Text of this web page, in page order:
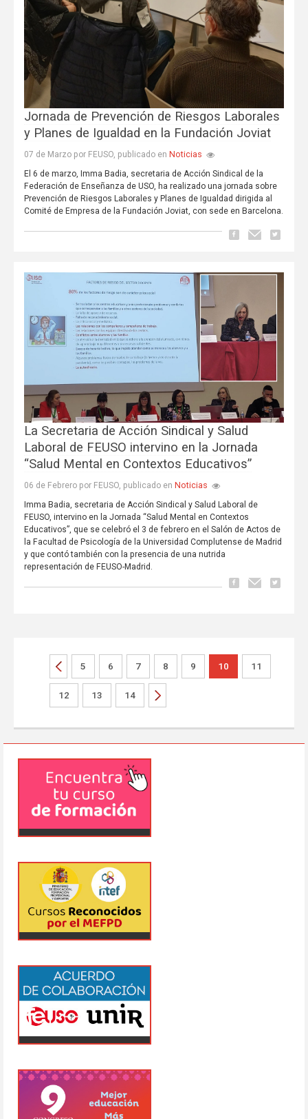
Jornada de Prevención de Riesgos Laborales
y Planes de Igualdad en la Fundación Joviat
07 de Marzo por FEUSO, publicado en Noticias
El 6 de marzo, Imma Badia, secretaria de Acción Sindical de la
Federación de Enseñanza de USO, ha realizado una jornada sobre
Prevención de Riesgos Laborales y Planes de Igualdad dirigida al
Comité de Empresa de la Fundación Joviat, con sede en Barcelona.
La Secretaria de Acción Sindical y Salud
Laboral de FEUSO intervino en la Jornada
“Salud Mental en Contextos Educativos”
06 de Febrero por FEUSO, publicado en Noticias
Imma Badia, secretaria de Acción Sindical y Salud Laboral de
FEUSO, intervino en la Jornada “Salud Mental en Contextos
Educativos”, que se celebró el 3 de febrero en el Salón de Actos de
la Facultad de Psicología de la Universidad Complutense de Madrid
y que contó también con la presencia de una nutrida
representación de FEUSO-Madrid.
5 6 7 8 9 10 11
12 13 14